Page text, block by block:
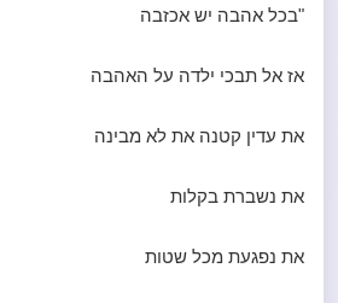
"בכל אהבה יש אכזבה
אז אל תבכי ילדה על האהבה
את עדין קטנה את לא מבינה
את נשברת בקלות
את נפגעת מכל שטות